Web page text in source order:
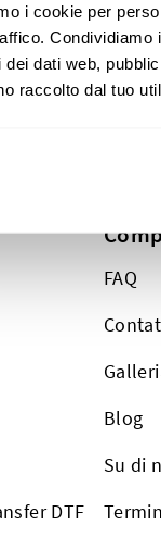
i cookie per
dei dati web,
raccolto dal tuo
il mondo.
DTF
FAQ
Blog
Su di